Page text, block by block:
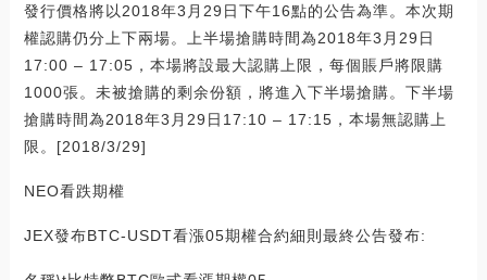
發行價格將以2018年3月29日下午16點的公告為準。本次期
權認購仍分上下兩場。上半場搶購時間為2018年3月29日
17:00 – 17:05，本場將設最大認購上限，每個賬戶將限購
1000張。未被搶購的剩余份額，將進入下半場搶購。下半場
搶購時間為2018年3月29日17:10 – 17:15，本場無認購上
限。[2018/3/29]
NEO看跌期權
JEX發布BTC-USDT看漲05期權合約細則最終公告發布: